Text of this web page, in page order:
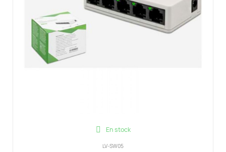
En stock
LV-SW05